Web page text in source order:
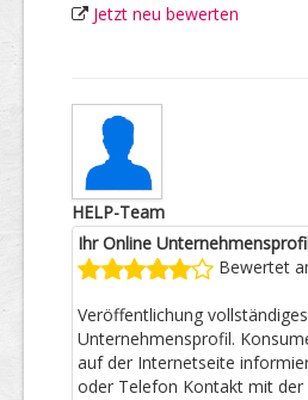
Jetzt neu bewerten
HELP-Team
Ihr Online
Bewertet
Veröffentlichung vollständiges
Unternehmensprofil.
auf der Internetseite
oder Telefon Kontakt mit der